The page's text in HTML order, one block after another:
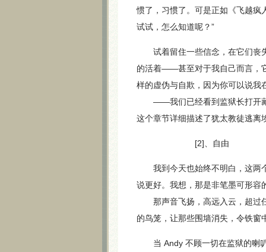
惯了，习惯了。可是正如《飞越疯
试试，怎么知道呢？”
试着留住一些信念，在它们丧
的活着——甚至对于我自己而言，
样的虚伪与自欺，因为你可以说我
——我们已经看到监狱长打开藏
这个章节详细描述了犹太教徒逃离
[2]、自由
我到今天也始终不明白，这两
说更好。我想，那是非笔墨可形容
那声音飞扬，高远入云，超过
的鸟笼，让那些围墙消失，令铁窗
当 Andy 不顾一切在监狱的喇叭